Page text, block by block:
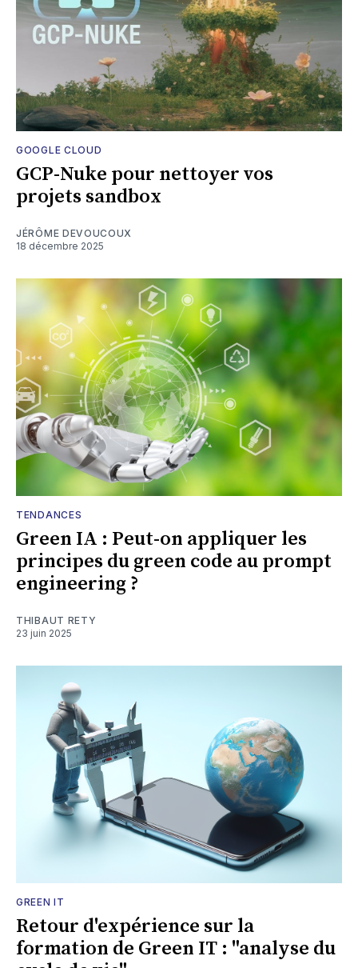
GOOGLE CLOUD
GCP-Nuke pour nettoyer vos
projets sandbox
JÉRÔME DEVOUCOUX
18 décembre 2025
TENDANCES
Green IA : Peut-on appliquer les
principes du green code au prompt
engineering ?
THIBAUT RETY
23 juin 2025
GREEN IT
Retour d'expérience sur la
formation de Green IT : "analyse du